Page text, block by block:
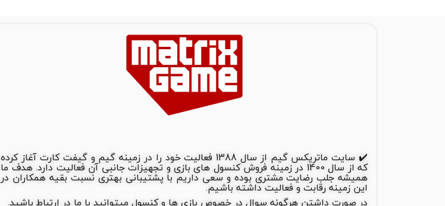
✔️ سایت ماتریکس گیم از سال 1388 فعالیت خود را در زمینه گیم و گیفت کارت آغاز کرده
که از سال 1400 در زمینه فروش کنسول های بازی و تجهیزات جانبی آن فعالیت دارد. هدف ما
همیشه جلب رضایت مشتری بوده و سعی داریم با پشتیبانی بهتری نسبت بقیه همکاران در
این زمینه رقابت و فعالیت داشته باشیم.
در صورت داشتن هرگونه سوال در خصوص بازی ها و کنسول میتوانید با ما در ارتباط باشید.